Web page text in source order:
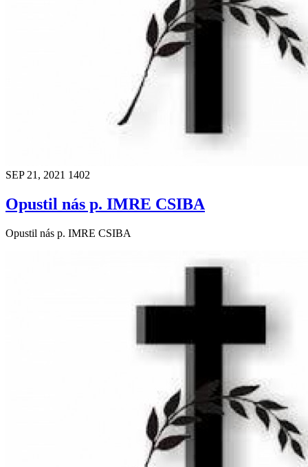
SEP 21, 2021 1402
Opustil nás p. IMRE CSIBA
Opustil nás p. IMRE CSIBA